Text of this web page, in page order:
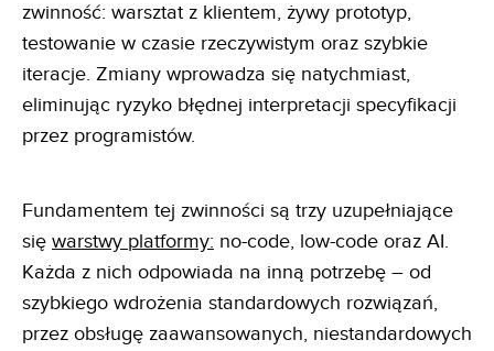
zwinność: warsztat z klientem, żywy prototyp,
testowanie w czasie rzeczywistym oraz szybkie
iteracje. Zmiany wprowadza się natychmiast,
eliminując ryzyko błędnej interpretacji specyfikacji
przez programistów.
Fundamentem tej zwinności są trzy uzupełniające
się warstwy platformy: no-code, low-code oraz AI.
Każda z nich odpowiada na inną potrzebę – od
szybkiego wdrożenia standardowych rozwiązań,
przez obsługę zaawansowanych, niestandardowych